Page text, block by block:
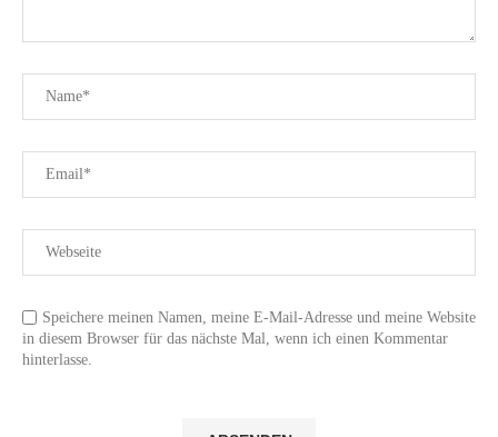
Speichere meinen Namen, meine E-Mail-Adresse und meine Website
in diesem Browser für das nächste Mal, wenn ich einen Kommentar
hinterlasse.